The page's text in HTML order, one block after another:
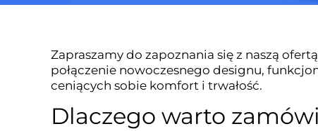
Zapraszamy do zapoznania się z naszą
połączenie nowoczesnego designu,
ceniących sobie komfort i trwałość.
Dlaczego warto